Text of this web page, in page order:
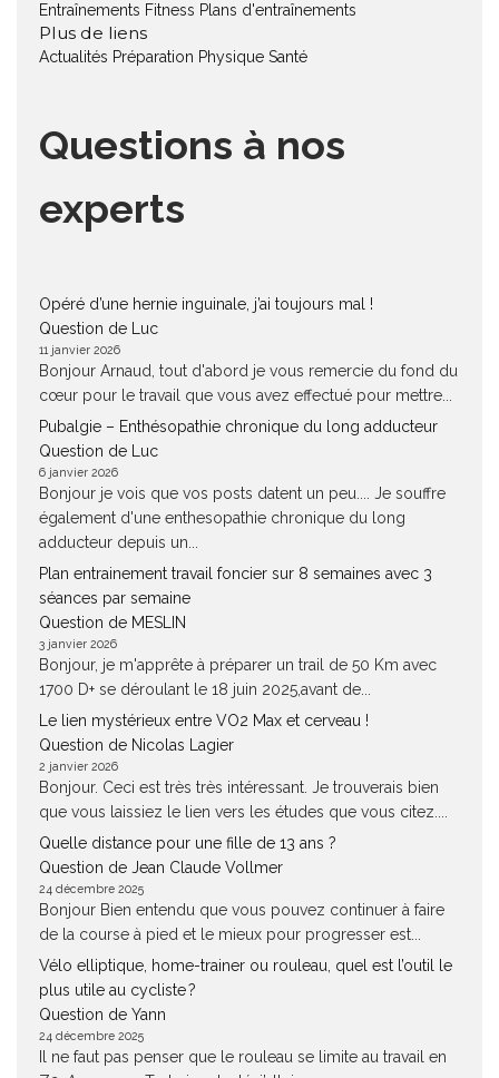
Entraînements Fitness Plans d'entraînements
Plus de liens
Actualités Préparation Physique Santé
Questions à nos
experts
Opéré d’une hernie inguinale, j’ai toujours mal !
Question de Luc
11 janvier 2026
Bonjour Arnaud, tout d'abord je vous remercie du fond du
cœur pour le travail que vous avez effectué pour mettre...
Pubalgie – Enthésopathie chronique du long adducteur
Question de Luc
6 janvier 2026
Bonjour je vois que vos posts datent un peu.... Je souffre
également d'une enthesopathie chronique du long
adducteur depuis un...
Plan entrainement travail foncier sur 8 semaines avec 3
séances par semaine
Question de MESLIN
3 janvier 2026
Bonjour, je m'apprête à préparer un trail de 50 Km avec
1700 D+ se déroulant le 18 juin 2025,avant de...
Le lien mystérieux entre VO2 Max et cerveau !
Question de Nicolas Lagier
2 janvier 2026
Bonjour. Ceci est très très intéressant. Je trouverais bien
que vous laissiez le lien vers les études que vous citez....
Quelle distance pour une fille de 13 ans ?
Question de Jean Claude Vollmer
24 décembre 2025
Bonjour Bien entendu que vous pouvez continuer à faire
de la course à pied et le mieux pour progresser est...
Vélo elliptique, home-trainer ou rouleau, quel est l’outil le
plus utile au cycliste ?
Question de Yann
24 décembre 2025
Il ne faut pas penser que le rouleau se limite au travail en